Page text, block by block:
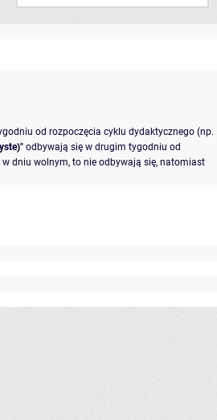
od rozpoczęcia cyklu dydaktycznego (np.
odbywają się w drugim tygodniu od
dniu wolnym, to nie odbywają się, natomiast